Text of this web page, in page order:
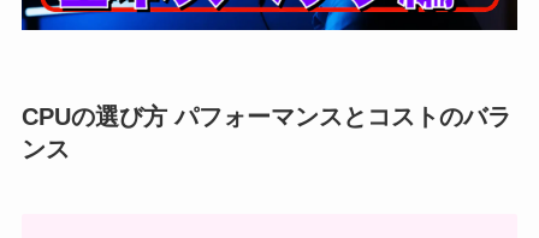
CPUの選び方 パフォーマンスとコストのバラ
ンス